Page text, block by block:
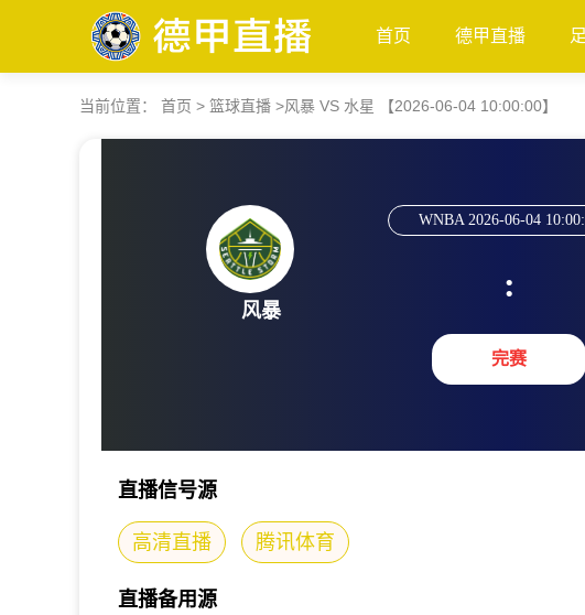
首页 德甲直播
当前位置： 首页 > 篮球直播 >风暴 VS 水星 【2026-06-04 10:00:00】
风暴
WNBA 2026-06-04
:
完赛
直播信号源
高清直播 腾讯体育
直播备用源